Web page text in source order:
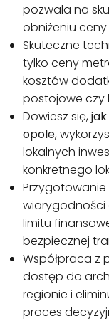
pozwala na
obniżeniu
Skuteczne
tylko ceny
kosztów
postojowe czy
Dowiesz się,
opole,
lokalnych
konkretnego
wiarygodności
limitu
bezpiecznej
Współpraca z
dostęp do
regionie i
proces